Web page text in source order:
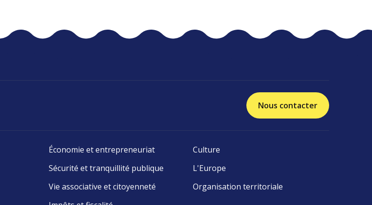
Nous contacter
Économie et entrepreneuriat
Culture
Sécurité et tranquillité publique
L'Europe
Vie associative et citoyenneté
Organisation territoriale